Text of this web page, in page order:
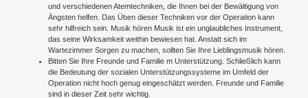
und verschiedenen Atemtechniken, die Ihnen bei der Bewältigung von
Ängsten helfen. Das Üben dieser Techniken vor der Operation kann
sehr hilfreich sein. Musik hören Musik ist ein unglaubliches Instrument,
das seine Wirksamkeit weithin bewiesen hat. Anstatt sich im
Wartezimmer Sorgen zu machen, sollten Sie Ihre Lieblingsmusik hören.
Bitten Sie Ihre Freunde und Familie m Unterstützung. Schließlich kann
die Bedeutung der sozialen Unterstützungssysteme im Umfeld der
Operation nicht hoch genug eingeschätzt werden. Freunde und Familie
sind in dieser Zeit sehr wichtig.